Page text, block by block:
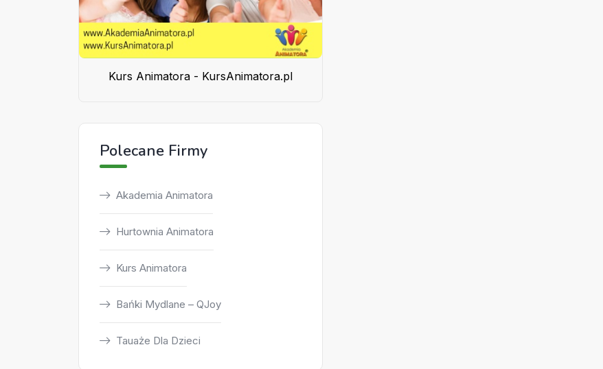
Kurs Animatora - KursAnimatora.pl
Polecane Firmy
Akademia Animatora
Hurtownia Animatora
Kurs Animatora
Bańki Mydlane – QJoy
Tauaże Dla Dzieci